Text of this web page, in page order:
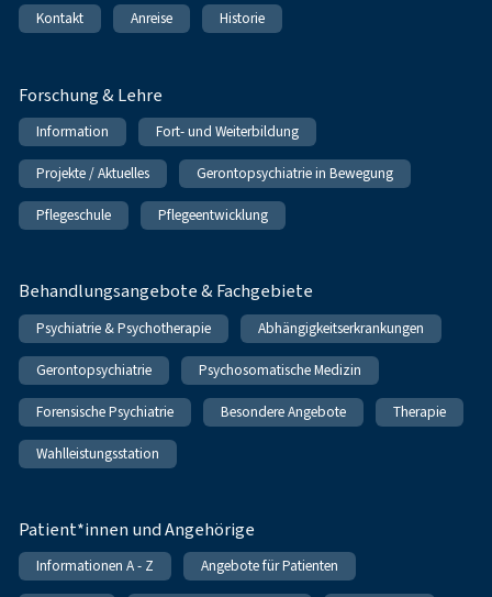
Kontakt Anreise Historie
Forschung & Lehre
Information Fort- und Weiterbildung
Projekte / Aktuelles Gerontopsychiatrie in Bewegung
Pflegeschule Pflegeentwicklung
Behandlungsangebote & Fachgebiete
Psychiatrie & Psychotherapie Abhängigkeitserkrankungen
Gerontopsychiatrie Psychosomatische Medizin
Forensische Psychiatrie Besondere Angebote Therapie
Wahlleistungsstation
Patient*innen und Angehörige
Informationen A - Z Angebote für Patienten